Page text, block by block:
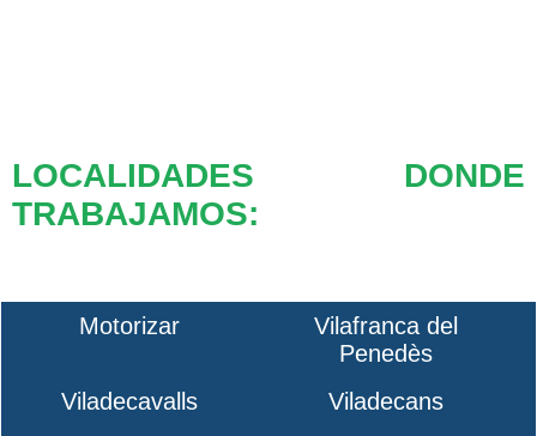
LOCALIDADES DONDE
TRABAJAMOS:
Motorizar
Vilafranca del
Penedès
Viladecavalls
Viladecans